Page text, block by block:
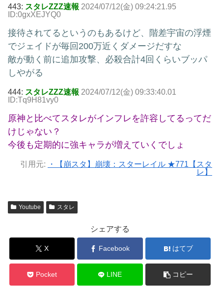
443: スタレZZZ速報 2024/07/12(金) 09:24:21.95
ID:0gxXEJYQ0
接待されてるというのもあるけど、階差宇宙の浮煙
でジェイドが毎回200万近くダメージだすな
敵が動く前に追加攻撃、必殺合計4回くらいブッパ
しやがる
444: スタレZZZ速報 2024/07/12(金) 09:33:40.01
ID:Tq9H81vy0
原神と比べてスタレがインフレを許容してるってだ
けじゃない？
今後も定期的に強キャラが増えていくでしょ
引用元:
・【崩スタ】崩壊：スターレイル ★771【スタ
レ】
Youtube スタレ
シェアする
X Facebook はてブ
Pocket LINE コピー